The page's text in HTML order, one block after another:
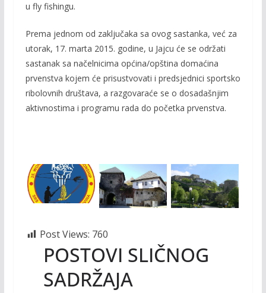
u fly fishingu.
Prema jednom od zaključaka sa ovog sastanka, već za
utorak, 17. marta 2015. godine, u Jajcu će se održati
sastanak sa načelnicima općina/opština domaćina
prvenstva kojem će prisustvovati i predsjednici sportsko
ribolovnih društava, a razgovaraće se o dosadašnjim
aktivnostima i programu rada do početka prvenstva.
Post Views: 760
POSTOVI SLIČNOG
SADRŽAJA